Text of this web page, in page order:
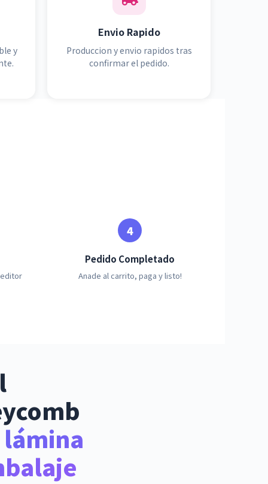
y
Envio Rapido
Produccion y envio rapidos tras
confirmar el pedido.
Pedido Completado
Anade al carrito, paga y listo!
lámina